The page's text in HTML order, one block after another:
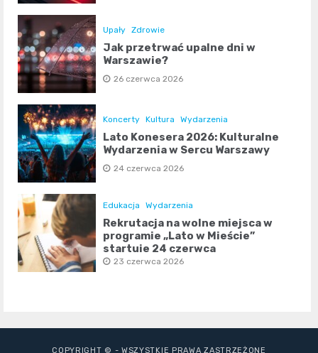
Upały Zdrowie
Jak przetrwać upalne dni w
Warszawie?
26 czerwca 2026
Koncerty Kultura Wydarzenia
Lato Konesera 2026: Kulturalne
Wydarzenia w Sercu Warszawy
24 czerwca 2026
Edukacja Wydarzenia
Rekrutacja na wolne miejsca w
programie „Lato w Mieście”
startuje 24 czerwca
23 czerwca 2026
COPYRIGHT © - WSZYSTKIE PRAWA ZASTRZEŻONE